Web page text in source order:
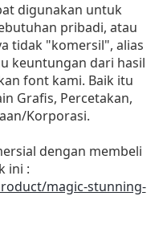
digunakan untuk
pribadi, atau
tidak "komersil", alias
keuntungan dari hasil
font kami. Baik itu
Grafis, Percetakan,
Korporasi.
dengan membeli
ini :
magic-stunning-